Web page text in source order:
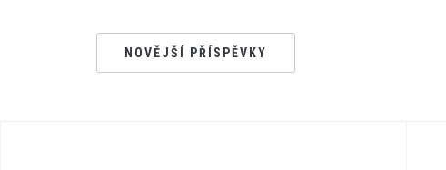
NOVĚJŠÍ PŘÍSPĚVKY